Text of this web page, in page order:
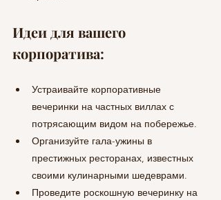
Идеи для вашего
корпоратива:
Устраивайте корпоративные
вечеринки на частных виллах с
потрясающим видом на побережье.
Организуйте гала-ужины в
престижных ресторанах, известных
своими кулинарными шедеврами.
Проведите роскошную вечеринку на